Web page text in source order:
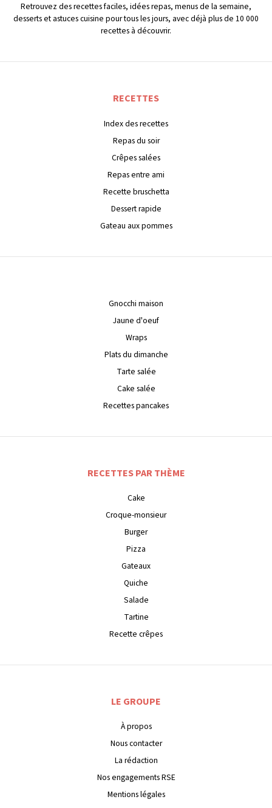
Retrouvez des recettes faciles, idées repas, menus de la semaine,
desserts et astuces cuisine pour tous les jours, avec déjà plus de 10 000
recettes à découvrir.
RECETTES
Index des recettes
Repas du soir
Crêpes salées
Repas entre ami
Recette bruschetta
Dessert rapide
Gateau aux pommes
Gnocchi maison
Jaune d'oeuf
Wraps
Plats du dimanche
Tarte salée
Cake salée
Recettes pancakes
RECETTES PAR THÈME
Cake
Croque-monsieur
Burger
Pizza
Gateaux
Quiche
Salade
Tartine
Recette crêpes
LE GROUPE
À propos
Nous contacter
La rédaction
Nos engagements RSE
Mentions légales